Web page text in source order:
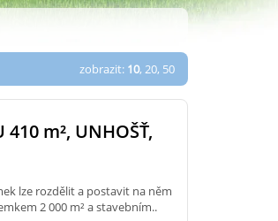
zobrazit: 10, 20, 50
410 m², UNHOŠŤ,
lze rozdělit a postavit na něm
2 000 m² a stavebním..